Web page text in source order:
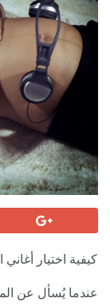
كيفية اختيار
عندما يُسأل عن